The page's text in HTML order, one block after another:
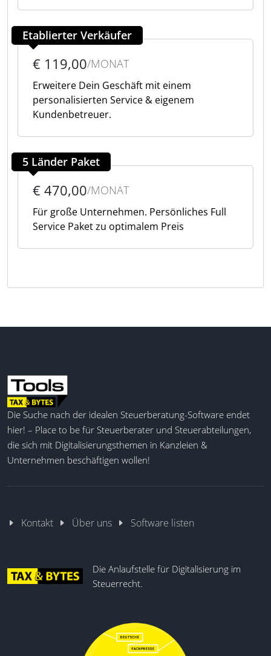
Etablierter Verkäufer
€ 119,00/MONAT
Erweitere Dein Geschäft mit einem
personalisierten Service & eigenem
Kundenbetreuer.
5 Länder Paket
€ 470,00/MONAT
Für große Unternehmen. Persönliches Full
Service Paket zu optimalem Preis
Die Suche nach der idealen Steuerberatung-Software endet
hier! – Place to be für Steuerberater und Steuerabteilungen,
die sich mit Digitalisierungsthemen in Kanzleien &
Unternehmen beschäftigen wollen!
Kontakt Über uns Software listen
Die Anlaufstelle für Digitalisierung im
Steuerrecht.